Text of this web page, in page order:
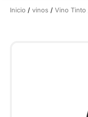
Inicio / vinos / Vino Tinto